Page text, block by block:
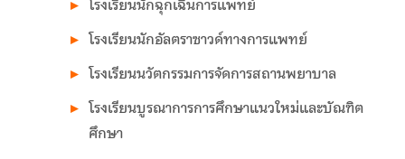
โรงเรียนนักอัลตราซาวด์ทางการแพทย์
โรงเรียนนวัตกรรมการจัดการสถานพยาบาล
โรงเรียนบูรณาการการศึกษาแนวใหม่และบัณฑิต
ศึกษา